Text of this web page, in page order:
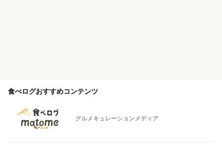
食べログおすすめコンテンツ
グルメキュレーションメディア